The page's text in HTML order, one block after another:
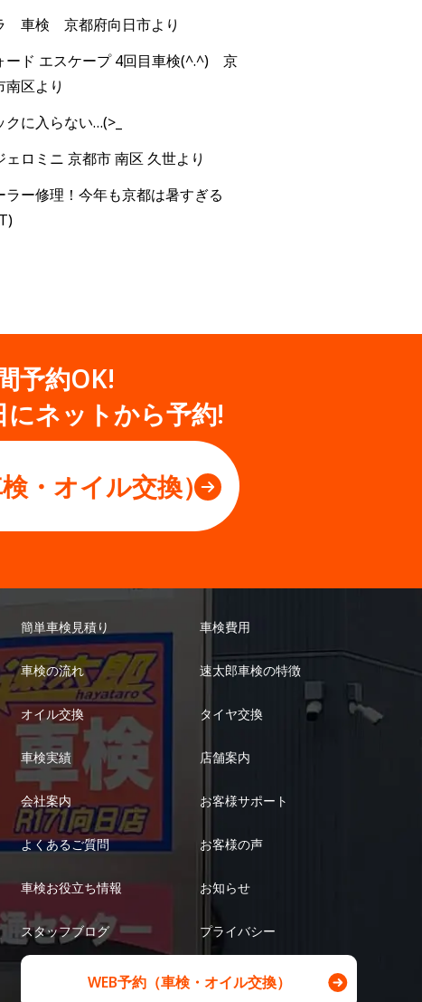
車検 京都府向日市より
ード エスケープ 4回目車検(^.^) 京
南区より
クに入らない…(>_
ェロミニ 京都市 南区 久世より
ラー修理！今年も京都は暑すぎる
予約OK!
にネットから予約!
・オイル交換）
簡単車検見積り 車検費用
車検の流れ 速太郎車検の特徴
オイル交換 タイヤ交換
車検実績 店舗案内
会社案内 お客様サポート
よくあるご質問 お客様の声
車検お役立ち情報 お知らせ
スタッフブログ プライバシー
WEB予約（車検・オイル交換）